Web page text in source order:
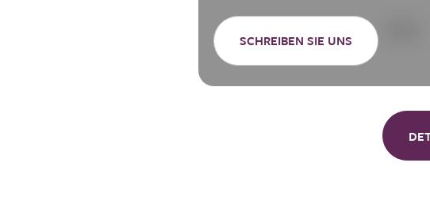
SCHREIBEN SIE UNS